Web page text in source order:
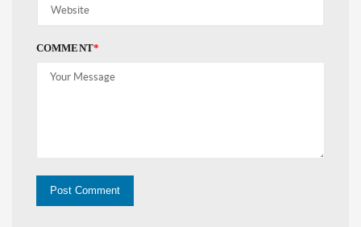
COMMENT*